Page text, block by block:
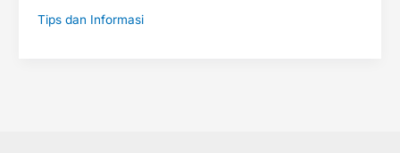
Tips dan Informasi